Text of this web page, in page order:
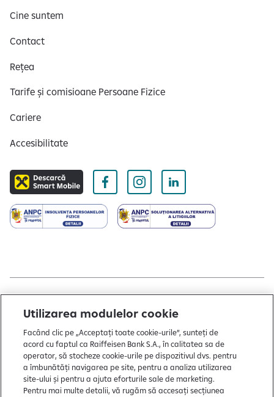
Cine suntem
Contact
Rețea
Tarife și comisioane Persoane Fizice
Cariere
Accesibilitate
Termeni și condiții
Politică de utilizare cookies
Preferințe cookie-uri
Politica de confidențialitate
Utilizarea modulelor cookie
Facând clic pe „Acceptați toate cookie-urile”, sunteți de
acord cu faptul ca Raiffeisen Bank S.A., în calitatea sa de
operator, să stocheze cookie-urile pe dispozitivul dvs. pentru
a îmbunătăți navigarea pe site, pentru a analiza utilizarea
site-ului și pentru a ajuta eforturile sale de marketing.
Pentru mai multe detalii, vă rugăm să accesați secțiunea